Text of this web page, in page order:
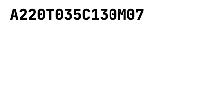
Новости
А220Т035С130М07